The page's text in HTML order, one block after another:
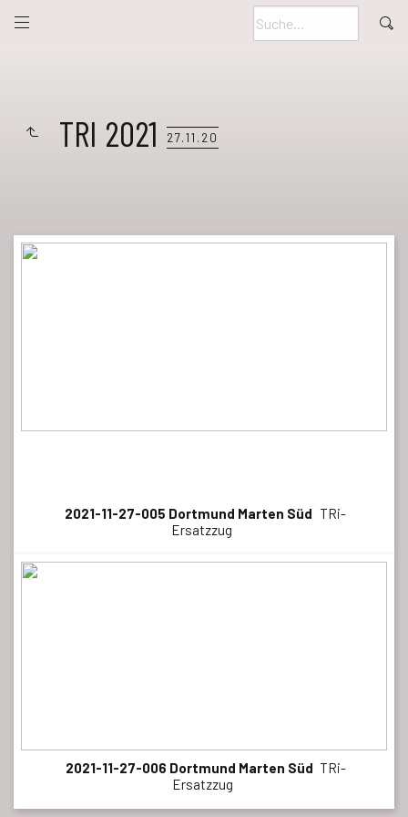
TRI 2021 27.11.20
2021-11-27-005 Dortmund Marten Süd TRi-
Ersatzzug
2021-11-27-006 Dortmund Marten Süd TRi-
Ersatzzug